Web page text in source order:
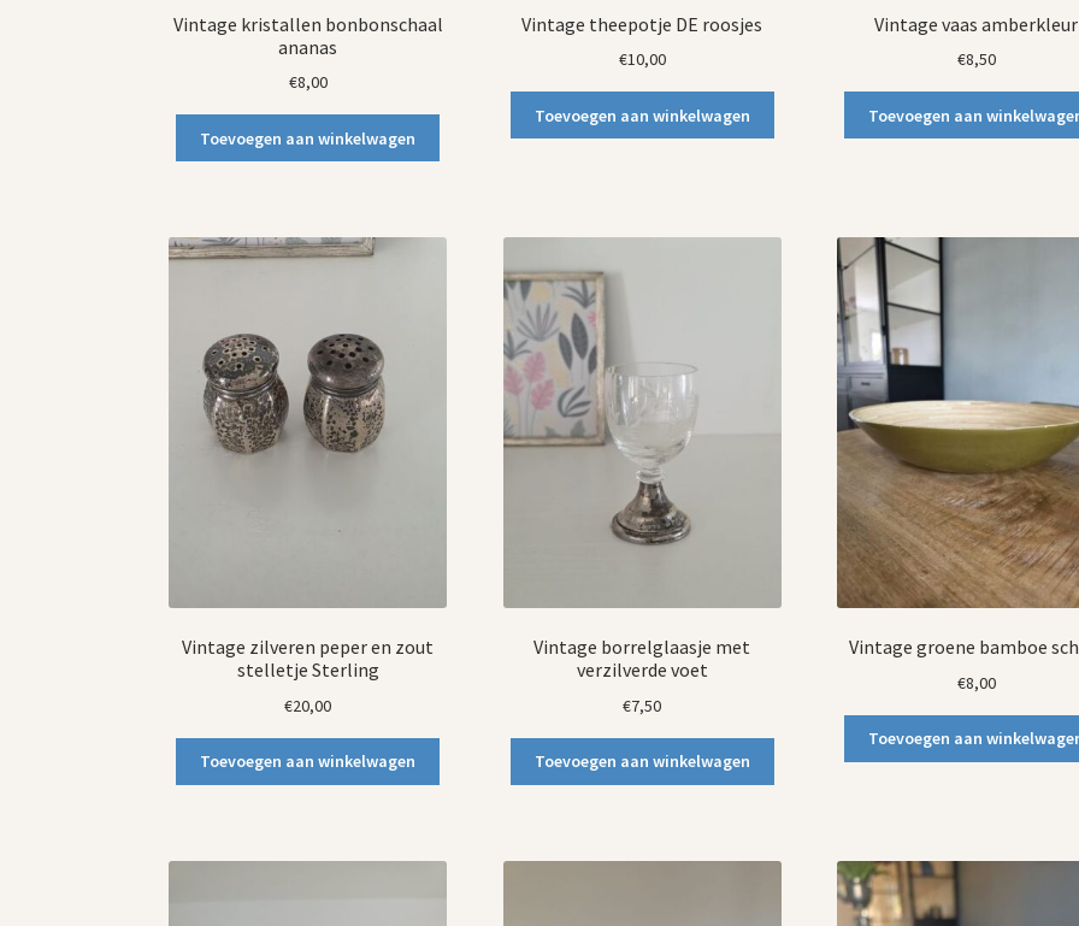
Vintage kristallen bonbonschaal
ananas
€8,00
Toevoegen aan winkelwagen
Vintage theepotje DE roosjes
€10,00
Toevoegen aan winkelwagen
Vintage vaas amberkleur
€8,50
Toevoegen aan
Vintage zilveren peper en zout
stelletje Sterling
€20,00
Toevoegen aan winkelwagen
Vintage borrelglaasje met
verzilverde voet
€7,50
Toevoegen aan winkelwagen
Vintage groene bamboe
€8,00
Toevoegen aan